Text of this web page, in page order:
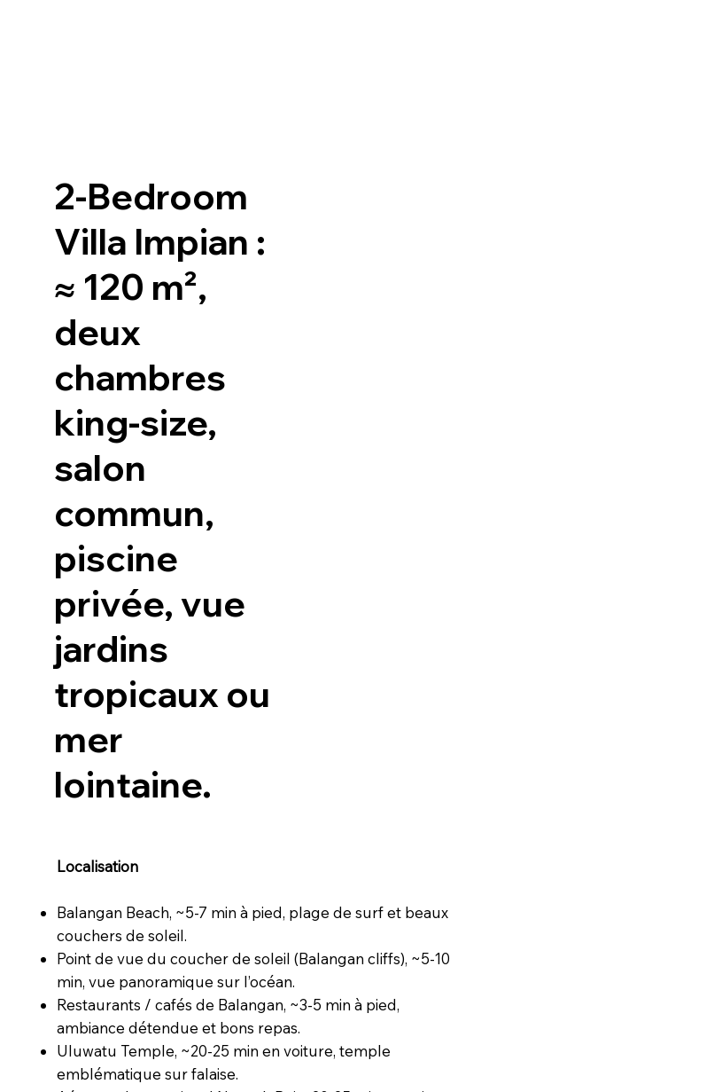
2-Bedroom
Villa Impian :
≈ 120 m²,
deux
chambres
king-size,
salon
commun,
piscine
privée, vue
jardins
tropicaux ou
mer
lointaine.
Localisation
Balangan Beach, ~5-7 min à pied, plage de surf et beaux
couchers de soleil.
Point de vue du coucher de soleil (Balangan cliffs), ~5-10
min, vue panoramique sur l’océan.
Restaurants / cafés de Balangan, ~3-5 min à pied,
ambiance détendue et bons repas.
Uluwatu Temple, ~20-25 min en voiture, temple
emblématique sur falaise.